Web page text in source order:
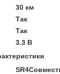
30 км
Так
Так
3.3 В